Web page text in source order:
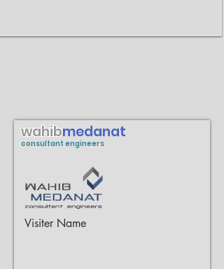
wahibmedanat
consultant engineers
Visiter Name